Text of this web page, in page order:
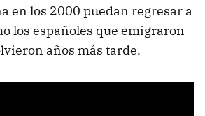
en los 2000 puedan regresar a
los españoles que emigraron
años más tarde.